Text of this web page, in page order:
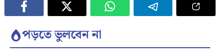
পড়তে ভুলবেন না